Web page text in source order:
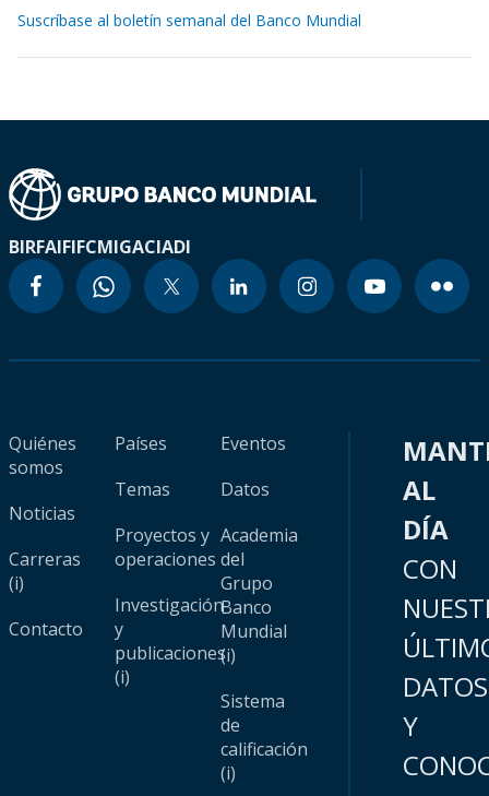
Suscríbase al boletín semanal del Banco Mundial
BIRFAIFIFCMIGACIADI
Quiénes
somos
Noticias
Carreras
(i)
Contacto
Países
Temas
Proyectos y
operaciones
Investigación
y
publicaciones
(i)
Eventos
Datos
Academia
del
Grupo
Banco
Mundial
(i)
Sistema
de
calificación
(i)
AL
DÍA
CON
DATOS
Y